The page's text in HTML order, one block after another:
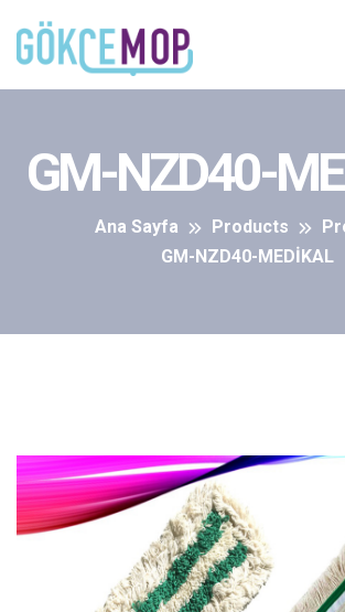
GM-NZD40-
Ana Sayfa Products
GM-NZD40-MEDİKAL